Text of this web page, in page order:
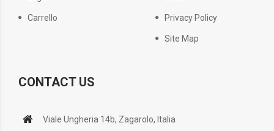
Carrello Privacy Policy
Site Map
CONTACT US
Viale Ungheria 14b, Zagarolo, Italia